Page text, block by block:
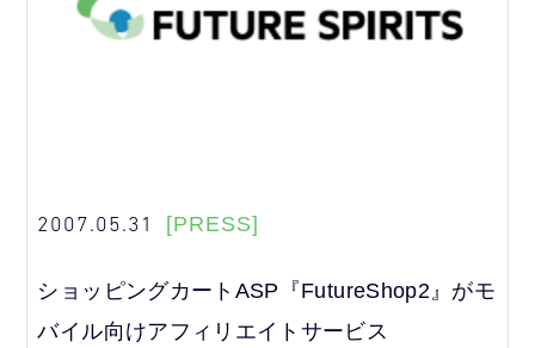
2007.05.31 [PRESS]
ショッピングカートASP『FutureShop2』がモ
バイル向けアフィリエイトサービス